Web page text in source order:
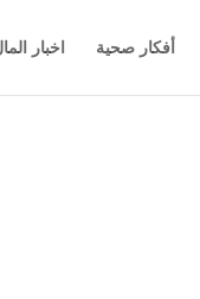
أفكار صحية اخبار